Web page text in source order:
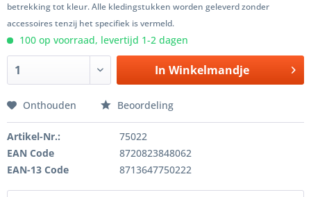
betrekking tot kleur. Alle kledingstukken worden geleverd zonder
accessoires tenzij het specifiek is vermeld.
100 op voorraad, levertijd 1-2 dagen
In Winkelmandje
Onthouden Beoordeling
Artikel-Nr.:
75022
EAN Code
8720823848062
EAN-13 Code
8713647750222